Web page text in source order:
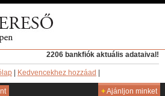
2206 bankfiók aktuális adataival!
Kedvencekhez hozzáad
+Ajánljon minket